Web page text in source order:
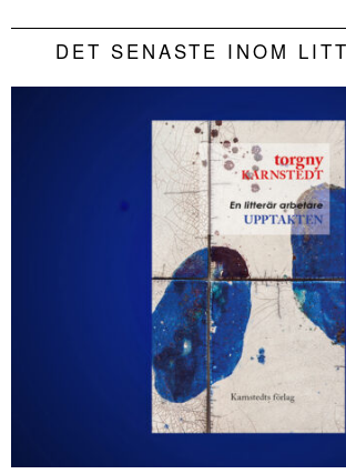
DET SENASTE INOM